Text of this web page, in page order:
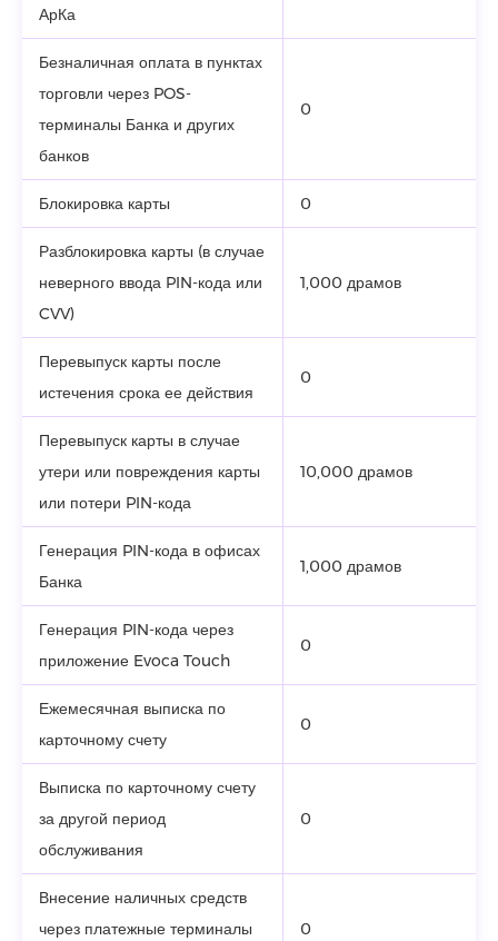
АрКа
Безналичная оплата в пунктах
торговли через POS-
терминалы Банка и других
банков
0
Блокировка карты 0
Разблокировка карты (в случае
неверного ввода PIN-кода или
CVV)
1,000 драмов
Перевыпуск карты после
истечения срока ее действия
0
Перевыпуск карты в случае
утери или повреждения карты
или потери PIN-кода
10,000 драмов
Генерация PIN-кода в офисах
Банка
1,000 драмов
Генерация PIN-кода через
приложение Evoca Touch
0
Ежемесячная выписка по
карточному счету
0
Выписка по карточному счету
за другой период
обслуживания
0
Внесение наличных средств
через платежные терминалы
0